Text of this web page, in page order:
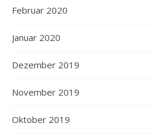
Februar 2020
Januar 2020
Dezember 2019
November 2019
Oktober 2019